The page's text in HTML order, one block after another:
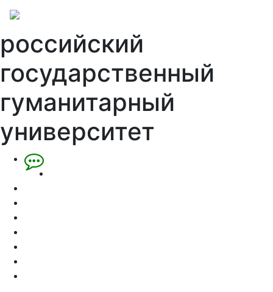
российский
государственный
гуманитарный
университет